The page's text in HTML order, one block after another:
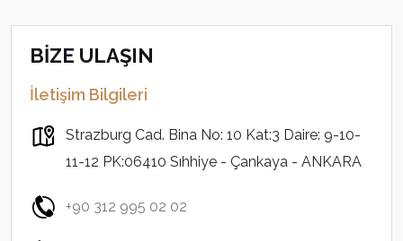
BİZE ULAŞIN
İletişim Bilgileri
Strazburg Cad. Bina No: 10 Kat:3 Daire: 9-10-
11-12 PK:06410 Sıhhiye - Çankaya - ANKARA
+90 312 995 02 02